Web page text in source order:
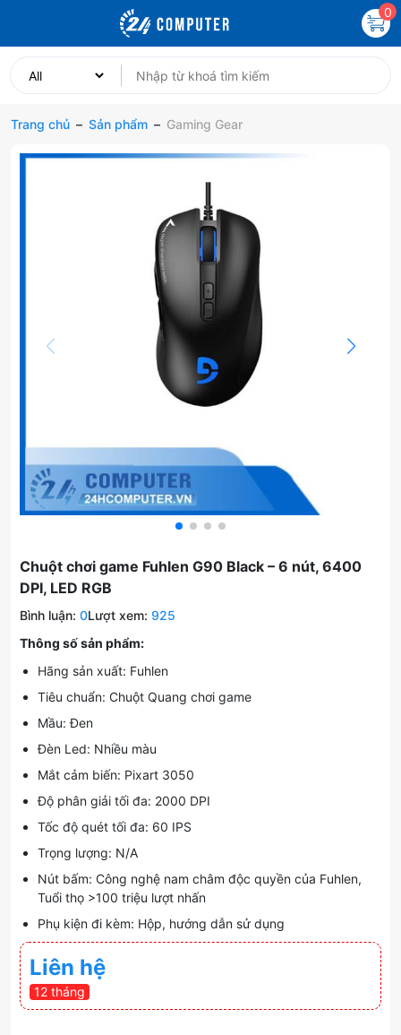
0
Trang chủ – Sản phẩm – Gaming Gear
Chuột chơi game Fuhlen G90 Black – 6 nút, 6400
DPI, LED RGB
Bình luận: 0Lượt xem: 925
Thông số sản phẩm:
Hãng sản xuất: Fuhlen
Tiêu chuẩn: Chuột Quang chơi game
Mầu: Đen
Đèn Led: Nhiều màu
Mắt cảm biến: Pixart 3050
Độ phân giải tối đa: 2000 DPI
Tốc độ quét tối đa: 60 IPS
Trọng lượng: N/A
Nút bấm: Công nghệ nam châm độc quyền của Fuhlen,
Tuổi thọ >100 triệu lượt nhấn
Phụ kiện đi kèm: Hộp, hướng dẫn sử dụng
Liên hệ
12 tháng